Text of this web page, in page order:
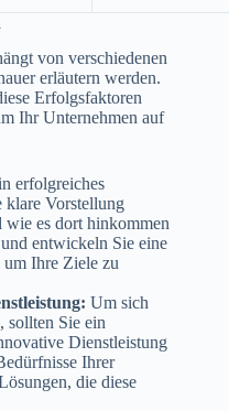
von verschiedenen
erläutern werden.
Erfolgsfaktoren
Ihr Unternehmen auf
erfolgreiches
klare Vorstellung
es dort hinkommen
entwickeln Sie eine
um Ihre Ziele zu
Um sich
sollten Sie ein
Dienstleistung
Ihrer
die diese